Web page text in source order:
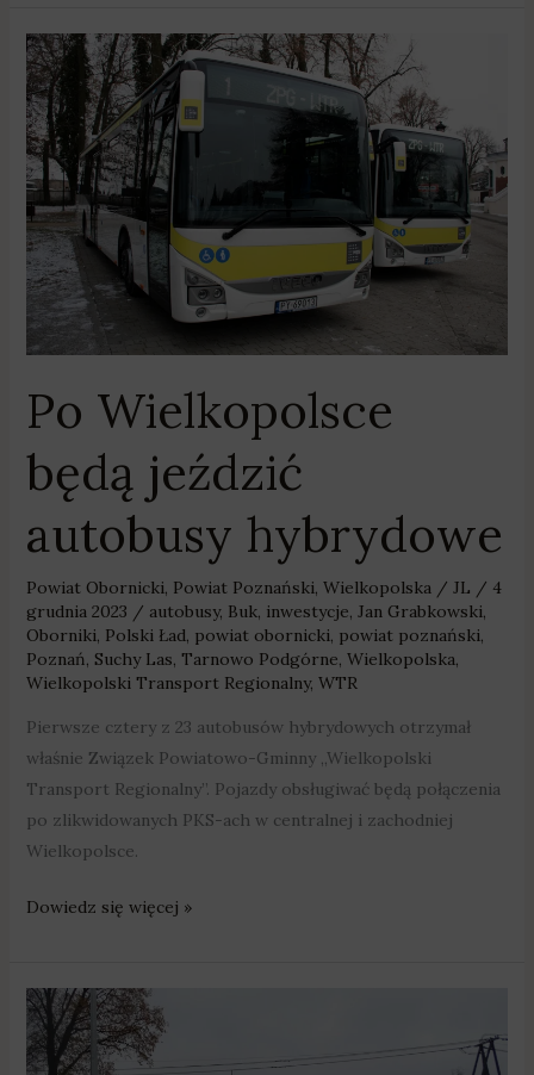
Po Wielkopolsce
będą jeździć
autobusy hybrydowe
Powiat Obornicki, Powiat Poznański, Wielkopolska/ JL / 4
grudnia 2023 / autobusy, Buk, inwestycje, Jan Grabkowski,
Oborniki, Polski Ład, powiat obornicki, powiat poznański,
Poznań, Suchy Las, Tarnowo Podgórne, Wielkopolska,
Wielkopolski Transport Regionalny, WTR
Pierwsze cztery z 23 autobusów hybrydowych otrzymał
właśnie Związek Powiatowo-Gminny „Wielkopolski
Transport Regionalny”. Pojazdy obsługiwać będą połączenia
po zlikwidowanych PKS-ach w centralnej i zachodniej
Wielkopolsce.
Po
Wielkopolsce
będą
jeździć
autobusy
hybrydowe
Dowiedz się więcej »
Samochody
jeszcze
w